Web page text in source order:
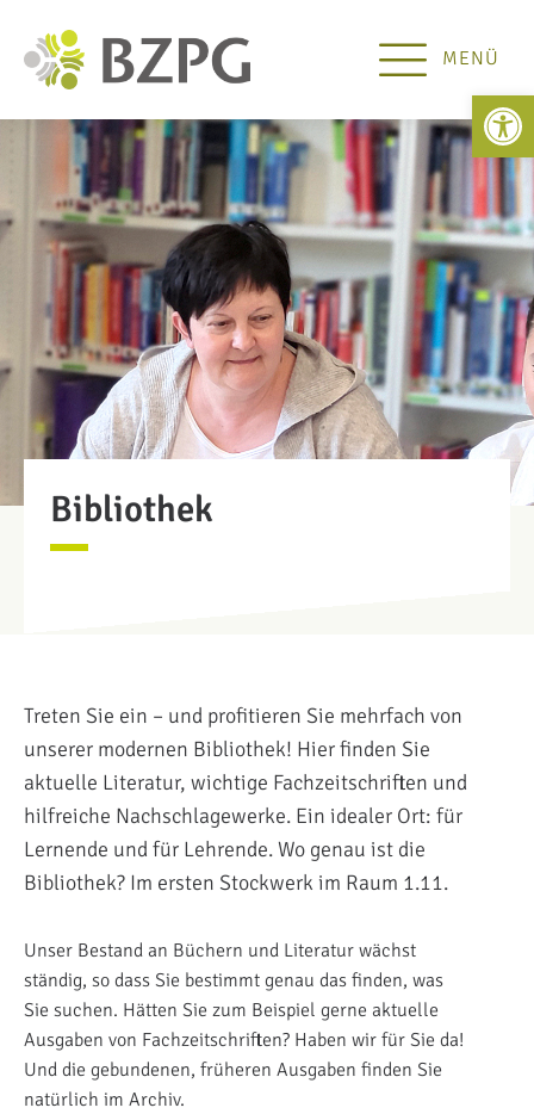
MENÜ
Bibliothek
Treten Sie ein – und profitieren Sie mehrfach von
unserer modernen Bibliothek! Hier finden Sie
aktuelle Literatur, wichtige Fachzeitschriften und
hilfreiche Nachschlagewerke. Ein idealer Ort: für
Lernende und für Lehrende. Wo genau ist die
Bibliothek? Im ersten Stockwerk im Raum 1.11.
Unser Bestand an Büchern und Literatur wächst
ständig, so dass Sie bestimmt genau das finden, was
Sie suchen. Hätten Sie zum Beispiel gerne aktuelle
Ausgaben von Fachzeitschriften? Haben wir für Sie da!
Und die gebundenen, früheren Ausgaben finden Sie
natürlich im Archiv.